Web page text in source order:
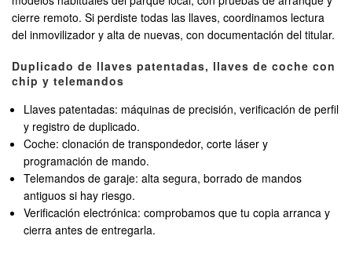
cierre remoto. Si perdiste todas las llaves, coordinamos lectura
del inmovilizador y alta de nuevas, con documentación del titular.
Duplicado de llaves patentadas, llaves de coche con
chip y telemandos
Llaves patentadas: máquinas de precisión, verificación de perfil
y registro de duplicado.
Coche: clonación de transpondedor, corte láser y
programación de mando.
Telemandos de garaje: alta segura, borrado de mandos
antiguos si hay riesgo.
Verificación electrónica: comprobamos que tu copia arranca y
cierra antes de entregarla.